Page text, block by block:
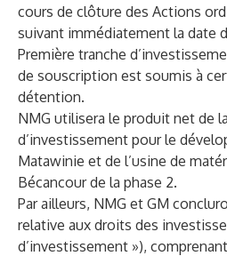
cours de clôture des Actions
suivant immédiatement la date
Première tranche
de souscription est soumis à
détention.
NMG utilisera le produit net de
d’investissement pour le
Matawinie et de l’usine de
Bécancour de la phase 2.
Par ailleurs, NMG et GM
relative aux droits des
d’investissement »),